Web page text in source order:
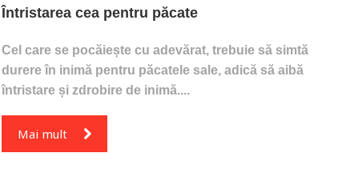
Întristarea cea pentru păcate
Cel care se pocăiește cu adevărat, trebuie să simtă
durere în inimă pentru păcatele sale, adică să aibă
întristare și zdrobire de inimă....
Mai mult